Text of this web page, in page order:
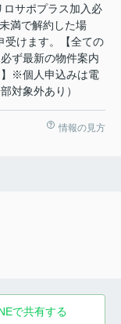
ロサポプラス加入必
満で解約した場
受けます。【全ての
ず最新の物件案内
※個人申込みは電
対象外あり）
情報の見方
で共有する